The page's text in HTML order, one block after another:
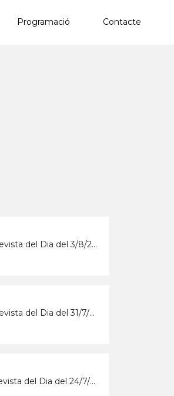
Programació Contacte
#1463 - L'Entrevista del Dia del 3/8/2026 sobre la Copa d'Espanya de Superenduro a Abrera
#1462 - L'Entrevista del Dia del 31/7/2026 amb la coordinadora i els participants del grup de grans del Casal d'Estiu Municipal de 2026
#1461 - L'Entrevista del Dia del 24/7/2026 amb l'Abrera Gimnàstic Club